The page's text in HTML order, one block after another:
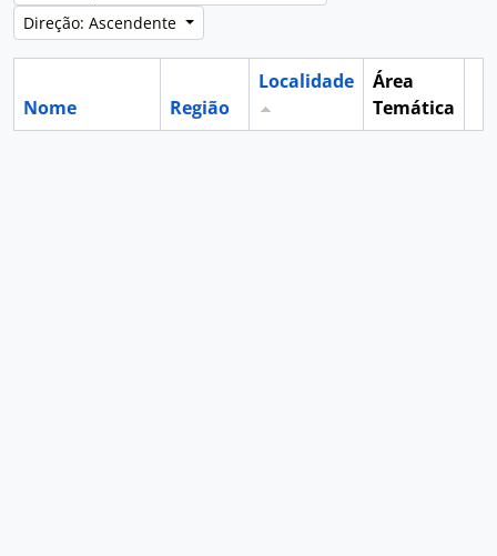
Direção: Ascendente
Nome Região
Localidade
Área
Temática